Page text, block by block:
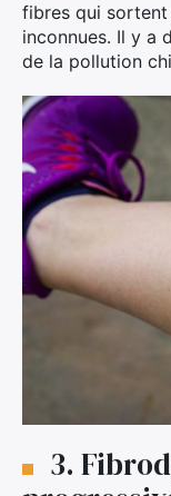
fibres qui sortent
inconnues. Il y a
de la pollution
3.